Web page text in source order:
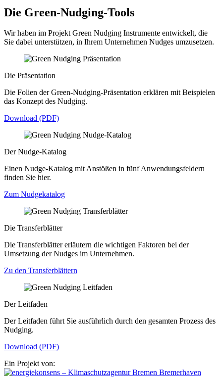
Die Green-Nudging-Tools
Wir haben im Projekt Green Nudging Instrumente entwickelt, die
Sie dabei unterstützen, in Ihrem Unternehmen Nudges umzusetzen.
Die Präsentation
Die Folien der Green-Nudging-Präsentation erklären mit Beispielen
das Konzept des Nudging.
Download (PDF)
Der Nudge-Katalog
Einen Nudge-Katalog mit Anstößen in fünf Anwendungsfeldern
finden Sie hier.
Zum Nudgekatalog
Die Transferblätter
Die Transferblätter erläutern die wichtigen Faktoren bei der
Umsetzung der Nudges im Unternehmen.
Zu den Transferblättern
Der Leitfaden
Der Leitfaden führt Sie ausführlich durch den gesamten Prozess des
Nudging.
Download (PDF)
Ein Projekt von: